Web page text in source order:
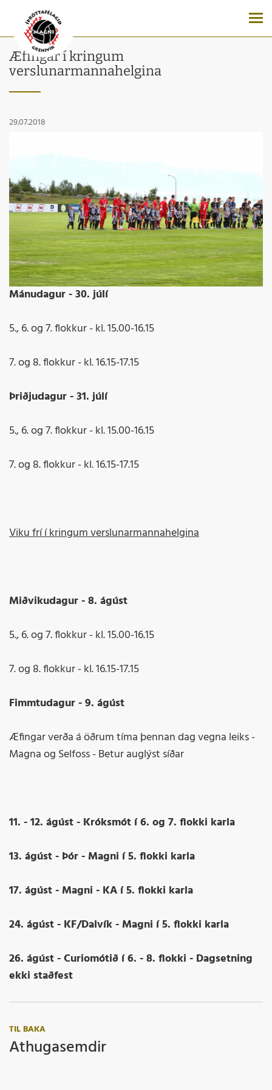
Æfingar í kringum
verslunarmannahelgina
29.07.2018
Mánudagur - 30. júlí
5., 6. og 7. flokkur - kl. 15.00-16.15
7. og 8. flokkur - kl. 16.15-17.15
Þriðjudagur - 31. júlí
5., 6. og 7. flokkur - kl. 15.00-16.15
7. og 8. flokkur - kl. 16.15-17.15
Viku frí í kringum verslunarmannahelgina
Miðvikudagur - 8. ágúst
5., 6. og 7. flokkur - kl. 15.00-16.15
7. og 8. flokkur - kl. 16.15-17.15
Fimmtudagur - 9. ágúst
Æfingar verða á öðrum tíma þennan dag vegna leiks -
Magna og Selfoss - Betur auglýst síðar
11. - 12. ágúst - Króksmót í 6. og 7. flokki karla
13. ágúst - Þór - Magni í 5. flokki karla
17. ágúst - Magni - KA í 5. flokki karla
24. ágúst - KF/Dalvík - Magni í 5. flokki karla
26. ágúst - Curiomótið í 6. - 8. flokki - Dagsetning
ekki staðfest
TIL BAKA
Athugasemdir